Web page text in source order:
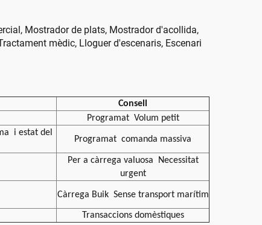
Mostrador de plats, Mostrador d'acollida,
mèdic, Lloguer d'escenaris, Escenari
Consell
Programat Volum petit
i estat del
Programat comanda massiva
Per a càrrega valuosa
Necessitat
urgent
Càrrega Buik Sense transport marítim
Transaccions domèstiques